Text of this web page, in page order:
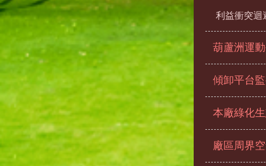
利益衝突迴
葫蘆洲運
傾卸平台
本廠綠化
廠區周界